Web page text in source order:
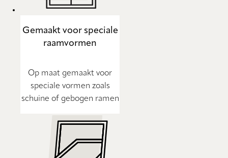
Gemaakt voor speciale
raamvormen
Op maat gemaakt voor
speciale vormen zoals
schuine of gebogen ramen